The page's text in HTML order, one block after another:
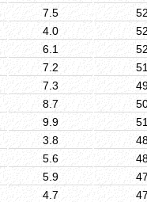
7.5
4.0
6.1
7.2
7.3
8.7
9.9
3.8
5.6
5.9
4.7